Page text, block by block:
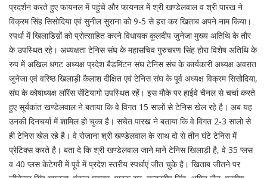
प्रदर्शन करते हुए फायनल में पहुंचे और फायनल में श्री खण्डेलवाल व श्री पारख ने
विक्रम सिंह सिसोदिया एवं सुनील सुराना को 9-5 से हरा कर खिताब अपने नाम किया।
स्पर्धा में खिलाडिय़ों को प्रोत्साहित करने विधायक कुलदीप जुनेजा मुख्य अतिथि के तौर
के उपस्थित रहे। अध्यक्षता टेनिस संघ के महासचिव गुरुचरण सिंह होरा विशेष अतिथि के
रुप में अखिल धगट अध्यक्ष प्रदेश बैडमिंटन संघ टेनिस संघ के कार्यकारी अध्यक्ष अवरात
जुनेजा एवं वरिष्ठ खिलाड़ी कैलाश दीक्षित एवं टेनिस संघ के पूर्व अध्यक्ष विक्रम सिसोदिया,
संघ के कोषाध्यक्ष लॉरेंस सेंटियागो उपस्थित रहें। इस मौके पर हाईवे चैनल से चर्चा करते
हुए सूर्यकांत खण्डेलवाल ने बताया कि वे विगत 15 सालों से टेनिस खेल रहे है। अब यह
उनकी दिनचर्या में शामिल हो चुका है। सचेत पारख ने बताया कि वे विगत 2-3 सालो से
ही टेनिस खेल रहे है। वे रोजाना श्री खण्डेलवाल के साथ दो से तीन घंटे टेनिस में
प्रेटिक्स करते है। बता दे कि श्री खण्डेलवाल जाने माने टेनिस खिलाड़ी है, वे 35 प्लस
व 40 प्लस केटेगरी में पूर्व में प्रदेश स्तरीय स्पर्धाएं जीत चुके है। खिताब जीतने पर